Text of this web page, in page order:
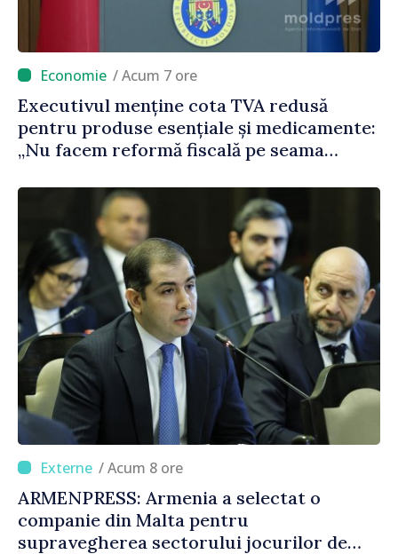
/ Acum 7 ore
Executivul menține cota TVA redusă
pentru produse esențiale și medicamente:
„Nu facem reformă fiscală pe seama
/ Acum 8 ore
ARMENPRESS: Armenia a selectat o
companie din Malta pentru
supravegherea sectorului jocurilor de